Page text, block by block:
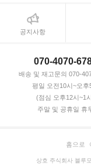
공지사항
070-4070-
배송 및 재고문의 070-
평일 오전10시~오후
(점심 오후12시~1
주말 및 공휴일 휴
홈으로
상호 주식회사 블루